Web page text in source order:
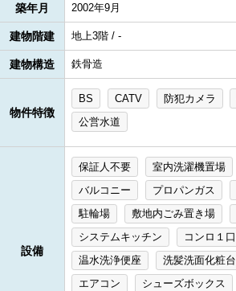
築年月 2002年9月
建物階建 地上3階 / -
建物構造 鉄骨造
物件特徴
BS CATV 防犯カメラ
公営水道
設備
保証人不要 室内洗濯機置場
バルコニー
プロパンガス
駐輪場
敷地内ごみ置き場
システムキッチン
コンロ１口
温水洗浄便座
洗髪洗面化粧台
エアコン
シューズボックス